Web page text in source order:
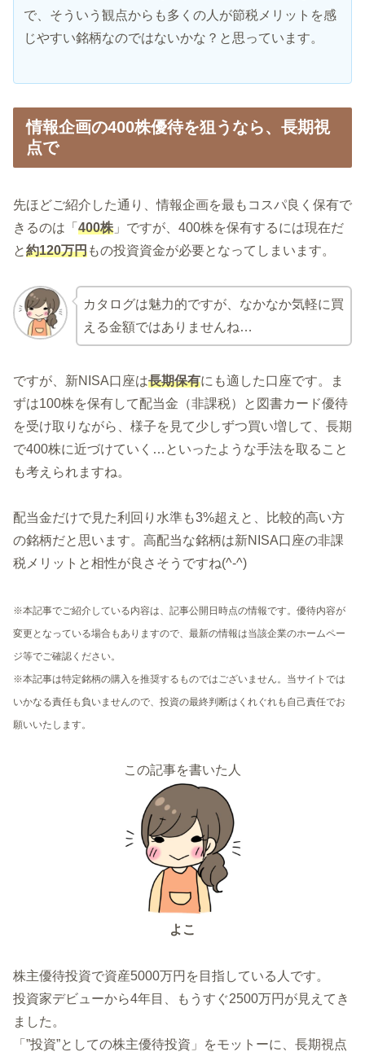
で、そういう観点からも多くの人が節税メリットを感
じやすい銘柄なのではないかな？と思っています。
情報企画の400株優待を狙うなら、長期視
点で
先ほどご紹介した通り、情報企画を最もコスパ良く保有で
きるのは「 400株 」ですが、400株を保有するには現在だ
と約120万円もの投資資金が必要となってしまいます。
カタログは魅力的ですが、なかなか気軽に買
える金額ではありませんね…
ですが、新NISA口座は長期保有にも適した口座です。ま
ずは100株を保有して配当金（非課税）と図書カード優待
を受け取りながら、様子を見て少しずつ買い増して、長期
で400株に近づけていく…といったような手法を取ること
も考えられますね。
配当金だけで見た利回り水準も3%超えと、比較的高い方
の銘柄だと思います。高配当な銘柄は新NISA口座の非課
税メリットと相性が良さそうですね(^-^)
※本記事でご紹介している内容は、記事公開日時点の情報です。優待内容が
変更となっている場合もありますので、最新の情報は当該企業のホームペー
ジ等でご確認ください。
※本記事は特定銘柄の購入を推奨するものではございません。当サイトでは
いかなる責任も負いませんので、投資の最終判断はくれぐれも自己責任でお
願いいたします。
この記事を書いた人
よこ
株主優待投資で資産5000万円を目指している人です。
投資家デビューから4年目、もうすぐ2500万円が見えてき
ました。
「”投資”としての株主優待投資」をモットーに、長期視点